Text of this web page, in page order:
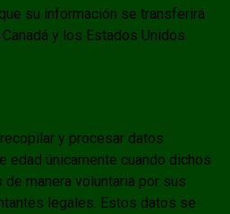
su información se transferirá
y los Estados Unidos.
y procesar datos
edad únicamente cuando dichos
manera voluntaria por sus
legales. Estos datos se